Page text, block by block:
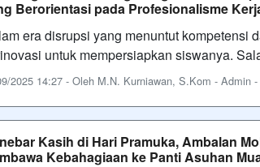
Berorientasi pada Profesionalisme
era disrupsi yang menuntut kompetensi
untuk mempersiapkan siswanya.
2025 14:27 - Oleh M.N. Kurniawan, S.Kom - Admin
Kasih di Hari Pramuka, Ambalan
Kebahagiaan ke Panti Asuhan